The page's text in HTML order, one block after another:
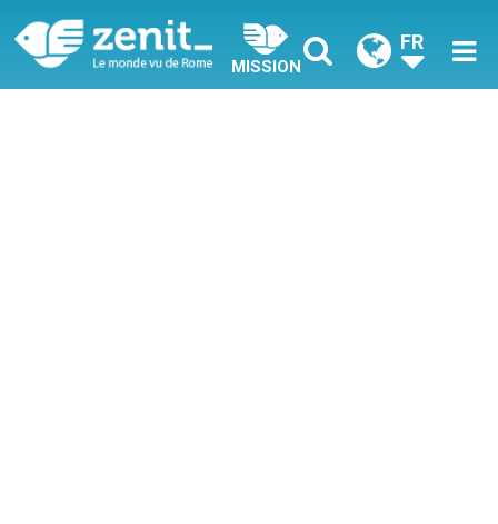
MISSION
FR